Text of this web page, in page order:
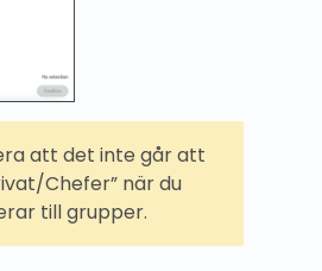
att det inte går att
Chefer” när du
till grupper.